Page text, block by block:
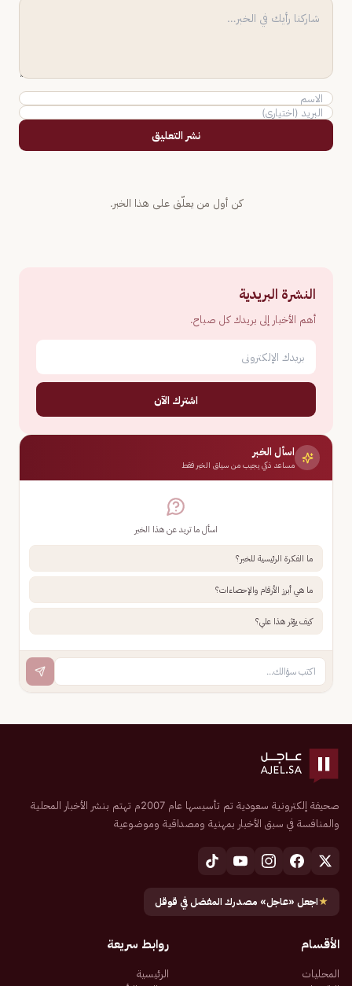
نشر التعليق
كن أول من يعلّق على هذا الخبر.
النشرة البريدية
أهم الأخبار إلى بريدك كل صباح.
اشترك الآن
اسأل الخبر
مساعد ذكي يجيب من سياق الخبر فقط
اسأل ما تريد عن هذا الخبر
ما الفكرة الرئيسية للخبر؟
ما هي أبرز الأرقام والإحصاءات؟
كيف يؤثر هذا علي؟
صحيفة إلكترونية سعودية تم تأسيسها عام 2007م تهتم بنشر الأخبار المحلية
والمنافسة في سبق الأخبار بمهنية ومصداقية وموضوعية
★اجعل «عاجل» مصدرك المفضل في قوقل
الأقسام
المحليات
روابط سريعة
الرئيسية